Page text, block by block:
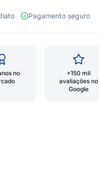
Pagamento seguro
no
+150 mil
avaliações no
Google